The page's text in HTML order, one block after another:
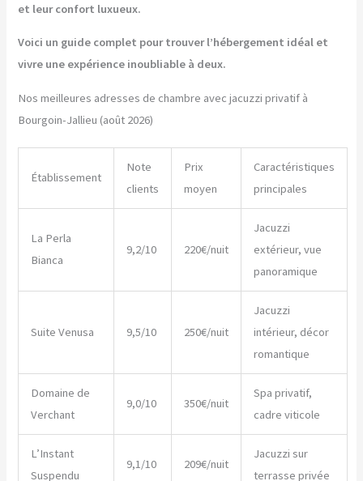
et leur confort luxueux.
Voici un guide complet pour trouver l’hébergement idéal et
vivre une expérience inoubliable à deux.
Nos meilleures adresses de chambre avec jacuzzi privatif à
Bourgoin-Jallieu (août 2026)
Établissement
Note
clients
Prix
moyen
Caractéristiques
principales
La Perla
Bianca
9,2/10 220€/nuit
Jacuzzi
extérieur, vue
panoramique
Suite Venusa 9,5/10 250€/nuit
Jacuzzi
intérieur, décor
romantique
Domaine de
Verchant
9,0/10 350€/nuit
Spa privatif,
cadre viticole
L’Instant
Suspendu
9,1/10 209€/nuit
Jacuzzi sur
terrasse privée